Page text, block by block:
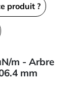
produit ?
m - Arbre
mm